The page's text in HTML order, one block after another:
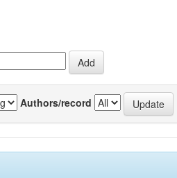
Authors/record